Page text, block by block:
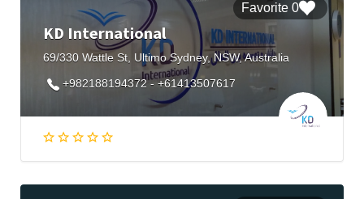
0 Favorite
KD International
69/330 Wattle St, Ultimo Sydney, NSW, Australia
+982188194372 - +61413507617